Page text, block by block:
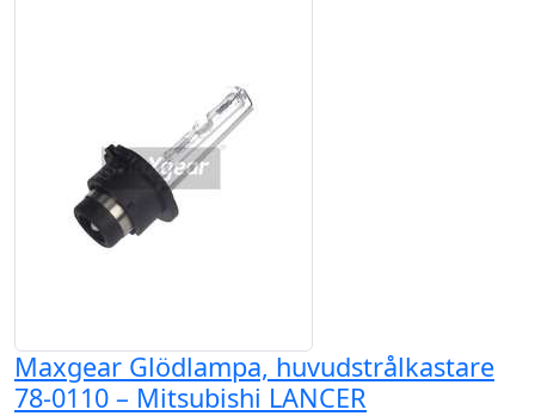
Maxgear Glödlampa, huvudstrålkastare
78-0110 – Mitsubishi LANCER